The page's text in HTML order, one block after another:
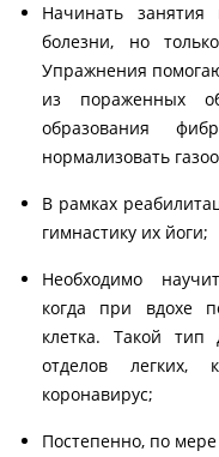
Начинать
болезни, но
Упражнения
из пораженных
образования
нормализовать
В рамках
гимнастику их йоги;
Необходимо
когда при вдохе
клетка. Такой тип
отделов легких,
коронавирус;
Постепенно, по